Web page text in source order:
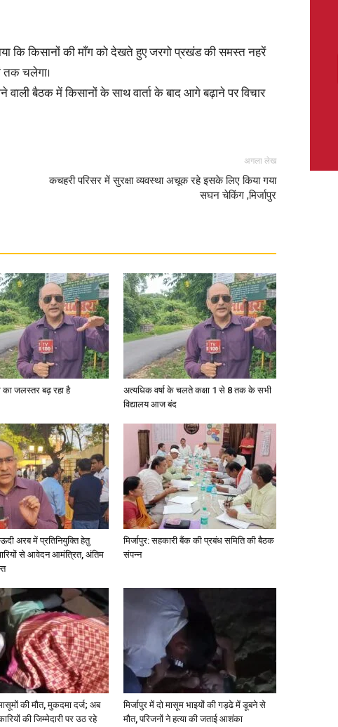
Latest
in
Hindi,
Today
Hindi
News
कि किसानों की माँग को देखते हुए जरगो प्रखंड की समस्त नहरें
तक चलेगा।
बैठक में किसानों के साथ वार्ता के बाद आगे बढ़ाने पर विचार
अगला लेख
कचहरी परिसर में सुरक्षा व्यवस्था अचूक रहे इसके लिए किया गया
सघन चेकिंग ,मिर्जापुर
का जलस्तर बढ़ रहा है
अत्यधिक वर्षा के चलते कक्षा 1 से 8 तक के सभी
विद्यालय आज बंद
अरब में प्रतिनियुक्ति हेतु
से आवेदन आमंत्रित, अंतिम
मिर्जापुर: सहकारी बैंक की प्रबंध समिति की बैठक
संपन्न
मासूमों की मौत, मुकदमा दर्ज; अब
की जिम्मेदारी पर उठ रहे
मिर्जापुर में दो मासूम भाइयों की गड्ढे में डूबने से
मौत, परिजनों ने हत्या की जताई आशंका